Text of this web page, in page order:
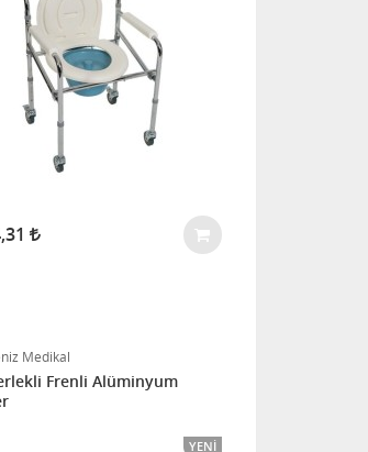
Medikal
Frenli Alüminyum
YENI